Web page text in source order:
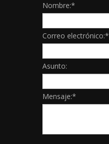
Nombre:*
Correo electrónico:*
Asunto:
Mensaje:*